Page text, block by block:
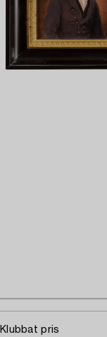
Klubbat pris